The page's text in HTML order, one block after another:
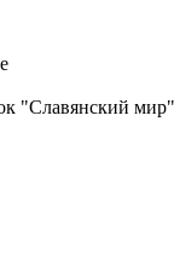
"Славянский